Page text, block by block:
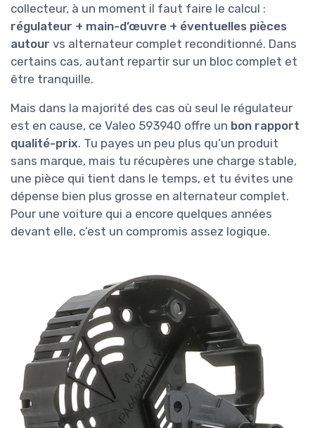
collecteur, à un moment il faut faire le calcul :
régulateur + main-d’œuvre + éventuelles pièces
autour vs alternateur complet reconditionné. Dans
certains cas, autant repartir sur un bloc complet et
être tranquille.
Mais dans la majorité des cas où seul le régulateur
est en cause, ce Valeo 593940 offre un bon rapport
qualité-prix. Tu payes un peu plus qu’un produit
sans marque, mais tu récupères une charge stable,
une pièce qui tient dans le temps, et tu évites une
dépense bien plus grosse en alternateur complet.
Pour une voiture qui a encore quelques années
devant elle, c’est un compromis assez logique.